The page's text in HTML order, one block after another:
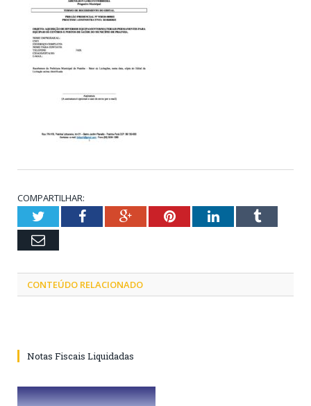
COMPARTILHAR:
TwitterFacebookGoogle+PinterestLinkedInTumblr
Email
CONTEÚDO RELACIONADO
Notas Fiscais Liquidadas